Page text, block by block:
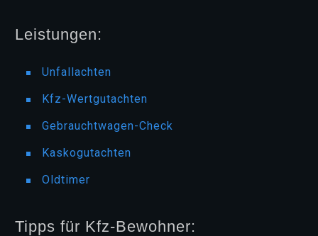
Leistungen:
Unfallachten
Kfz-Wertgutachten
Gebrauchtwagen-Check
Kaskogutachten
Oldtimer
Tipps für Kfz-Bewohner: